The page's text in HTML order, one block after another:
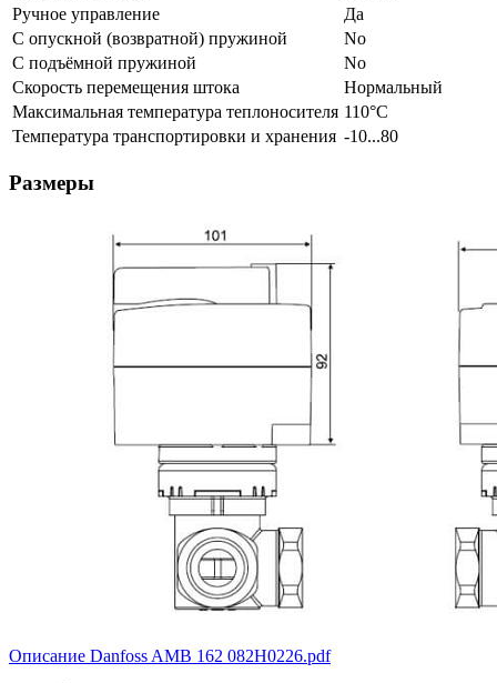
Ручное управление
Да
С опускной (возвратной) пружиной
No
С подъёмной пружиной
No
Скорость перемещения штока
Нормальный
Максимальная температура теплоносителя 110°С
Температура транспортировки и хранения -10...80
Размеры
Описание Danfoss AMB 162 082H0226.pdf